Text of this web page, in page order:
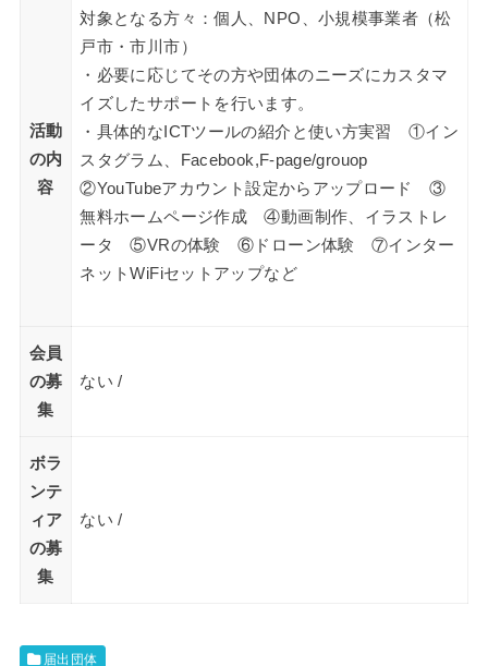
活動
の内
容
対象となる方々：個人、NPO、小規模事業者（松
戸市・市川市）
・必要に応じてその方や団体のニーズにカスタマ
イズしたサポートを行います。
・具体的なICTツールの紹介と使い方実習 ①イン
スタグラム、Facebook,F-page/grouop
②YouTubeアカウント設定からアップロード ③
無料ホームページ作成 ④動画制作、イラストレ
ータ ⑤VRの体験 ⑥ドローン体験 ⑦インター
ネットWiFiセットアップなど
会員
の募
集
ない /
ボラ
ンテ
ィア
の募
集
ない /
届出団体